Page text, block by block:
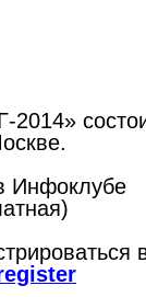
Инфоклубе